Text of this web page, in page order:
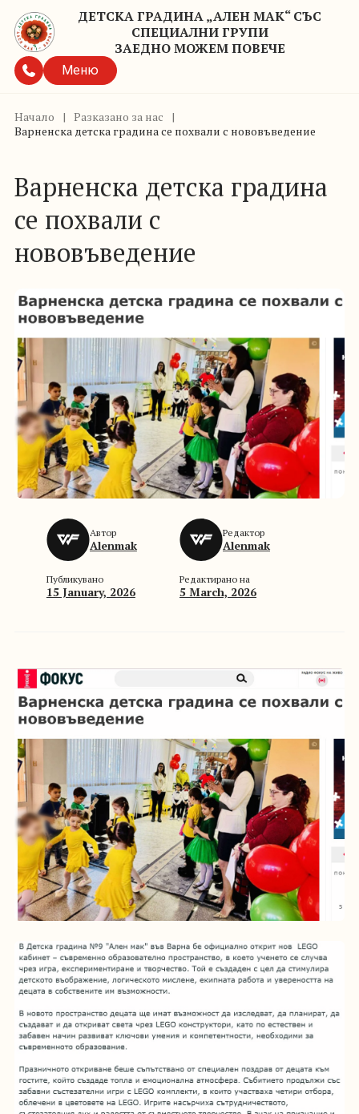
ДЕТСКА ГРАДИНА „АЛЕН МАК“ СЪС
СПЕЦИАЛНИ ГРУПИ
ЗАЕДНО МОЖЕМ ПОВЕЧЕ
Меню
Начало | Разказано за нас
|
Варненска детска градина се похвали с нововъведение
Варненска детска градина
се похвали с
нововъведение
Автор
Alenmak
Редактор
Alenmak
Публикувано
15 January, 2026
Редактирано на
5 March, 2026